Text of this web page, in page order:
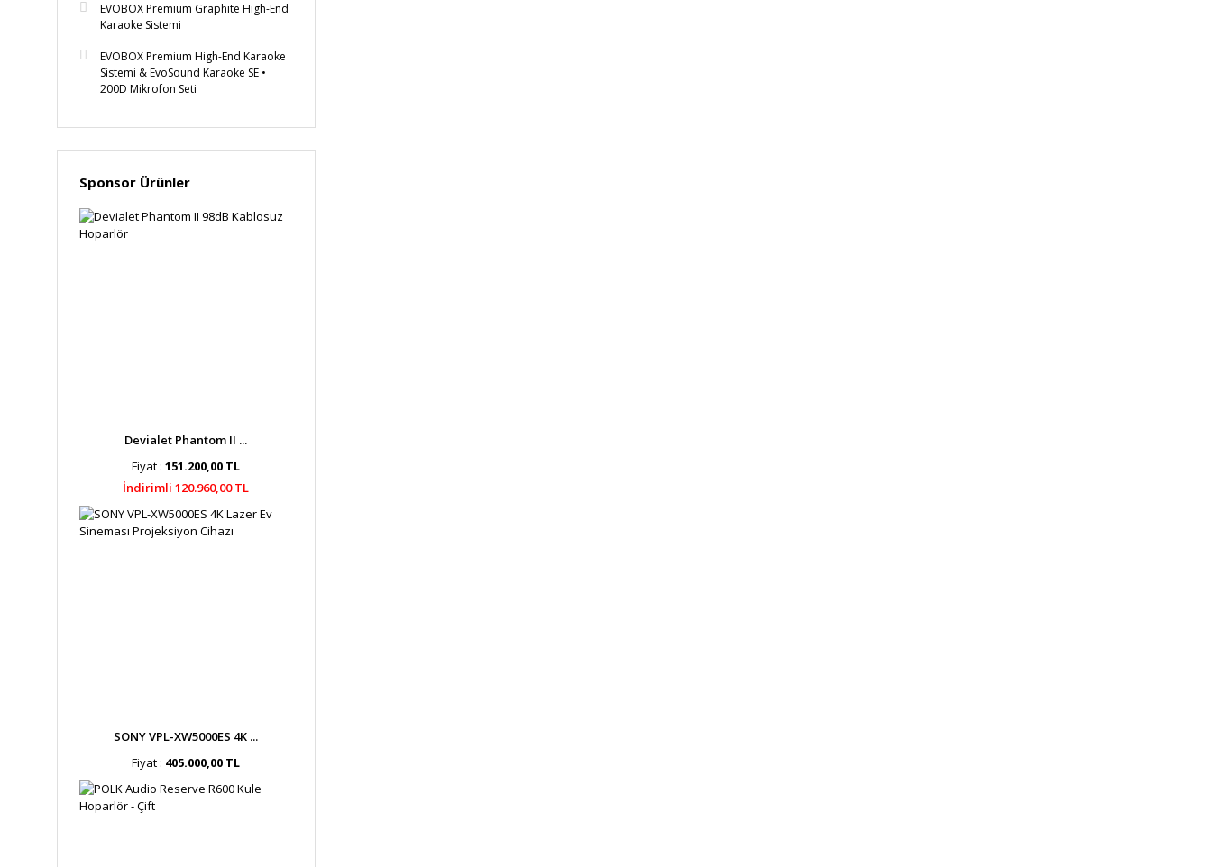
EVOBOX Premium Graphite High-End
Karaoke Sistemi
EVOBOX Premium High-End Karaoke
Sistemi & EvoSound Karaoke SE •
200D Mikrofon Seti
Sponsor Ürünler
Devialet Phantom II ...
Fiyat :151.200,00 TL
İndirimli 120.960,00 TL
SONY VPL-XW5000ES 4K ...
Fiyat : 405.000,00 TL